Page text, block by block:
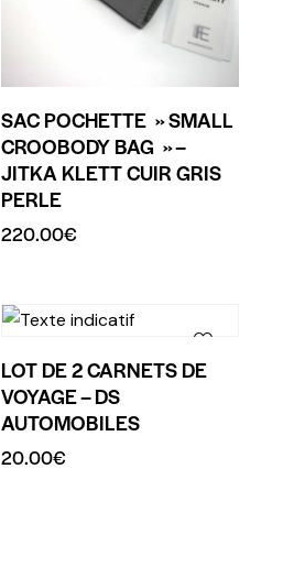
SAC POCHETTE » SMALL
CROOBODY BAG » –
JITKA KLETT CUIR GRIS
PERLE
220.00€
LOT DE 2 CARNETS DE
VOYAGE – DS
AUTOMOBILES
20.00€